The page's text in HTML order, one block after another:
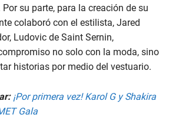
su parte, para la creación de su
colaboró con el estilista, Jared
Ludovic de Saint Sernin,
no solo con la moda, sino
historias por medio del vestuario.
¡Por primera vez! Karol G y Shakira
Gala